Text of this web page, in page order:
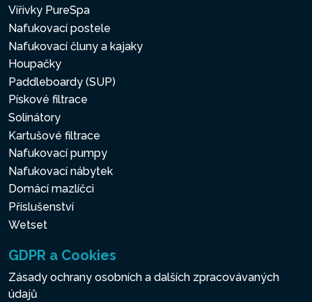
Vířivky PureSpa
Nafukovací postele
Nafukovací čluny a kajaky
Houpačky
Paddleboardy (SUP)
Pískové filtrace
Solinátory
Kartušové filtrace
Nafukovací pumpy
Nafukovací nábytek
Domácí mazlíčci
Příslušenství
Wetset
GDPR a Cookies
Zásady ochrany osobních a dalších zpracovávaných
údajů